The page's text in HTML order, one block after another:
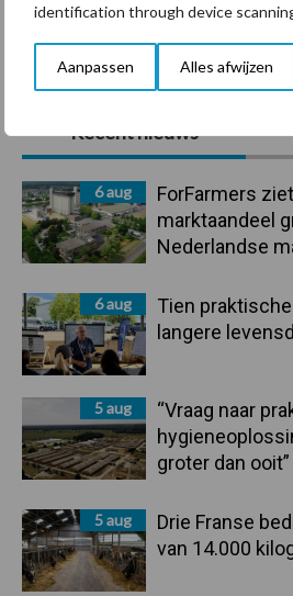
identification through device
Aanpassen Alles afwijzen
Sidebar
Recent nieuws
6 aug
ForFarmers
marktaandeel
Nederlandse
6 aug
Tien
langere
5 aug
“Vraag naar
groter dan ooit”
5 aug
Drie Franse
van 14.000
Toon meer